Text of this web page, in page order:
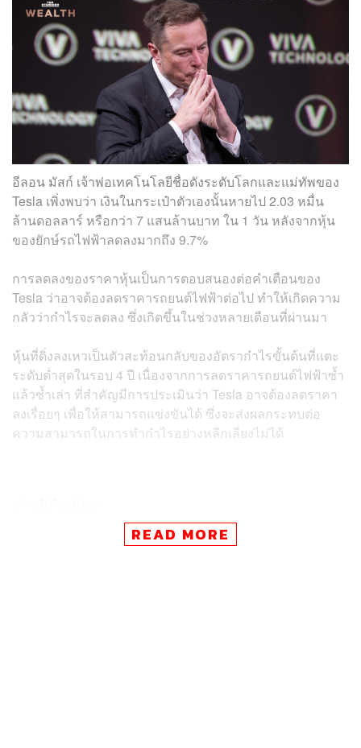
อีลอน มัสก์ เจ้าพ่อเทคโนโลยีชื่อดังระดับโลกและแม่ทัพของ
Tesla เพิ่งพบว่า เงินในกระเป๋าตัวเองนั้นหายไป 2.03 หมื่น
ล้านดอลลาร์ หรือกว่า 7 แสนล้านบาท ใน 1 วัน หลังจากหุ้น
ของยักษ์รถไฟฟ้าลดลงมากถึง 9.7%
การลดลงของราคาหุ้นเป็นการตอบสนองต่อคำเตือนของ
Tesla ว่าอาจต้องลดราคารถยนต์ไฟฟ้าต่อไป ทำให้เกิดความ
กลัวว่ากำไรจะลดลง ซึ่งเกิดขึ้นในช่วงหลายเดือนที่ผ่านมา
หุ้นที่ดิ่งลงเหวเป็นตัวสะท้อนกลับของอัตรากำไรขั้นต้นที่แตะ
ระดับต่ำสุดในรอบ 4 ปี เนื่องจากการลดราคารถยนต์ไฟฟ้าซ้ำ
แล้วซ้ำเล่า ที่สำคัญมีการประเมินว่า Tesla อาจต้องลดราคา
ลงเรื่อยๆ เพื่อให้สามารถแข่งขันได้ ซึ่งจะส่งผลกระทบต่อ
ความสามารถในการทำกำไรอย่างหลีกเลี่ยงไม่ได้
อีลอน มัสก์ หวังสร้าง xAI ให้เข้าใจจักรวาล พร้อมให้ท
ำงานร่วมกับ Twitter และ Tesla เพื่อสู้ศึกกับคู่แข่งอย่า
READ MORE